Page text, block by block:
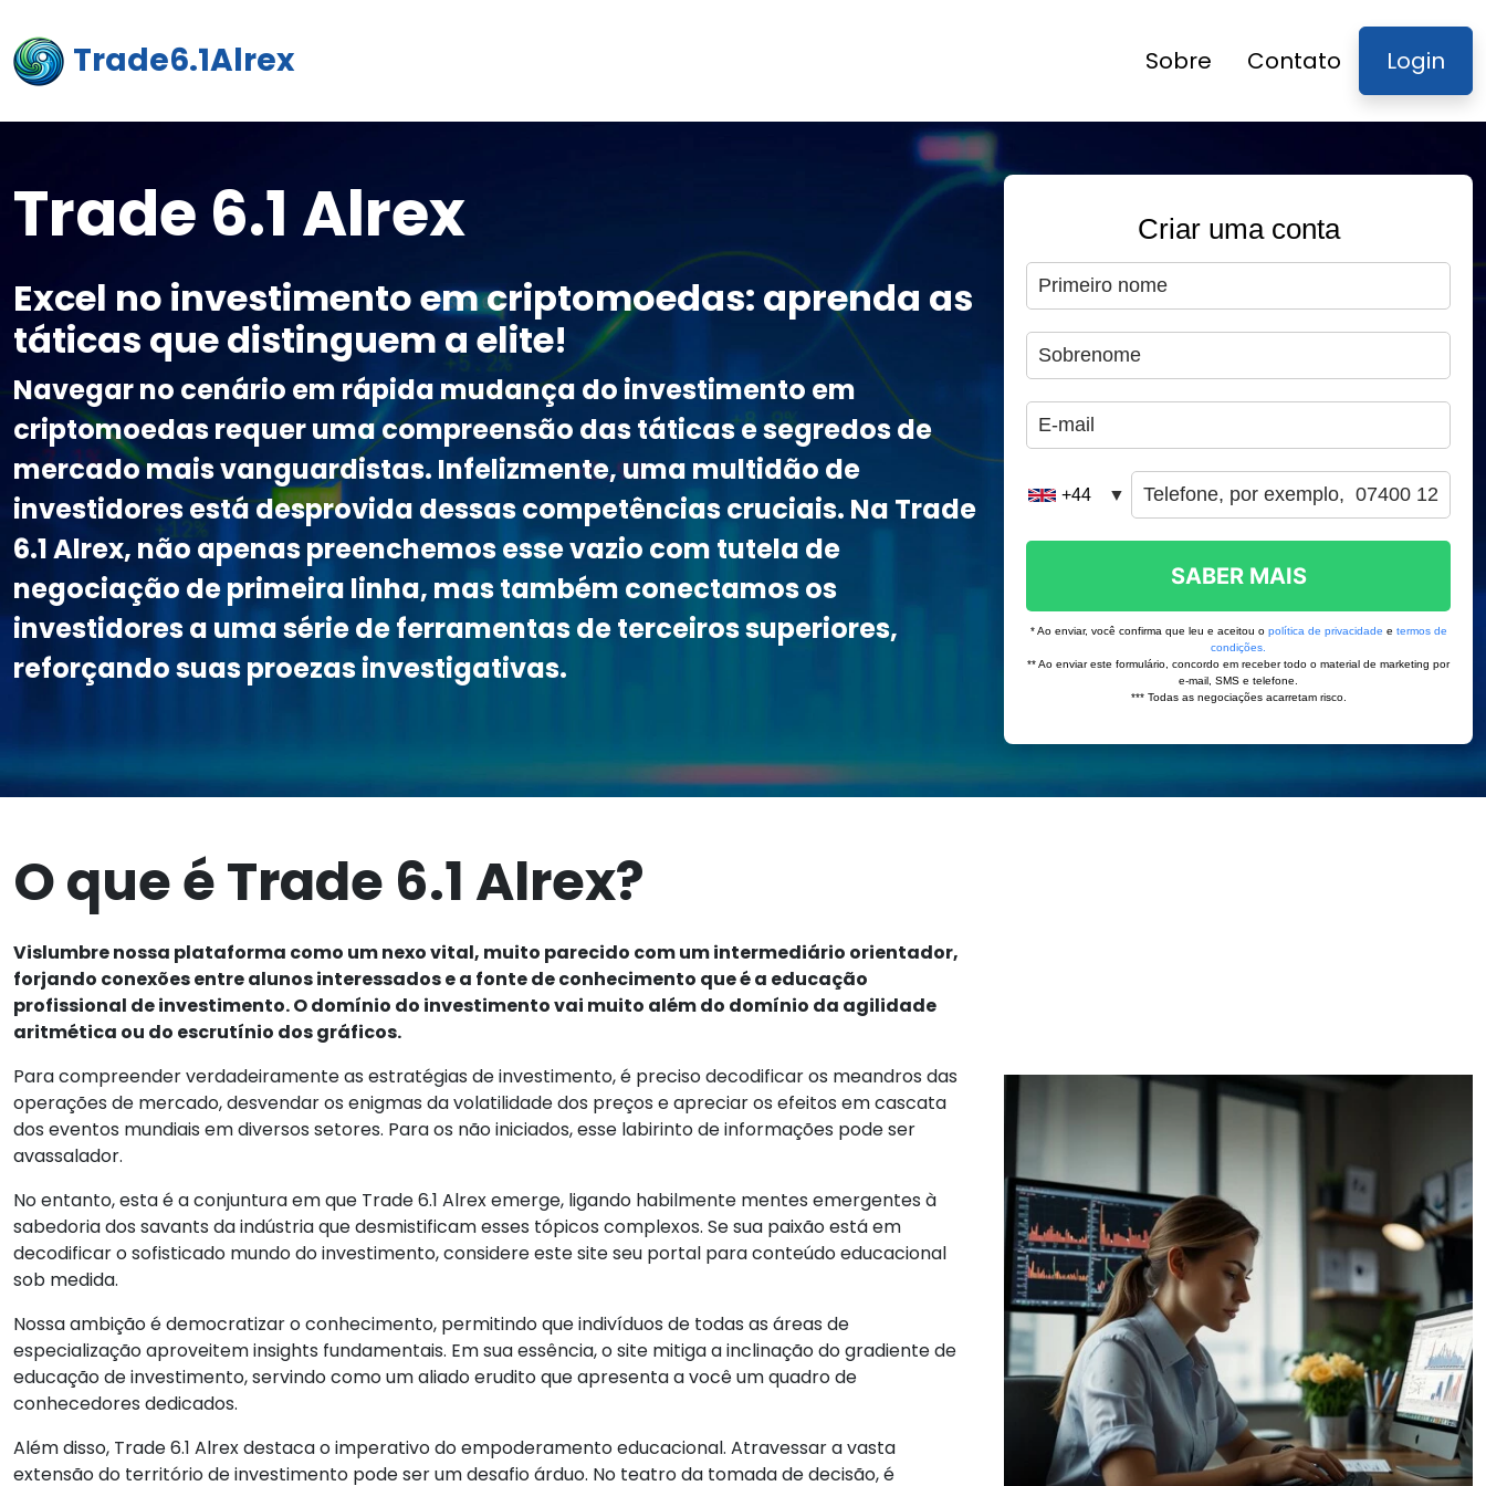
Trade6.1Alrex Sobre Contato Login
Trade 6.1 Alrex
Excel no investimento em criptomoedas: aprenda as
táticas que distinguem a elite!
Navegar no cenário em rápida mudança do investimento em
criptomoedas requer uma compreensão das táticas e segredos de
mercado mais vanguardistas. Infelizmente, uma multidão de
investidores está desprovida dessas competências cruciais. Na Trade
6.1 Alrex, não apenas preenchemos esse vazio com tutela de
negociação de primeira linha, mas também conectamos os
investidores a uma série de ferramentas de terceiros superiores,
reforçando suas proezas investigativas.
O que é Trade 6.1 Alrex?
Vislumbre nossa plataforma como um nexo vital, muito parecido com um intermediário orientador,
forjando conexões entre alunos interessados e a fonte de conhecimento que é a educação
profissional de investimento. O domínio do investimento vai muito além do domínio da agilidade
aritmética ou do escrutínio dos gráficos.
Para compreender verdadeiramente as estratégias de investimento, é preciso decodificar os meandros das
operações de mercado, desvendar os enigmas da volatilidade dos preços e apreciar os efeitos em cascata
dos eventos mundiais em diversos setores. Para os não iniciados, esse labirinto de informações pode ser
avassalador.
No entanto, esta é a conjuntura em que Trade 6.1 Alrex emerge, ligando habilmente mentes emergentes à
sabedoria dos savants da indústria que desmistificam esses tópicos complexos. Se sua paixão está em
decodificar o sofisticado mundo do investimento, considere este site seu portal para conteúdo educacional
sob medida.
Nossa ambição é democratizar o conhecimento, permitindo que indivíduos de todas as áreas de
especialização aproveitem insights fundamentais. Em sua essência, o site mitiga a inclinação do gradiente de
educação de investimento, servindo como um aliado erudito que apresenta a você um quadro de
conhecedores dedicados.
Além disso, Trade 6.1 Alrex destaca o imperativo do empoderamento educacional. Atravessar a vasta
extensão do território de investimento pode ser um desafio árduo. No teatro da tomada de decisão, é